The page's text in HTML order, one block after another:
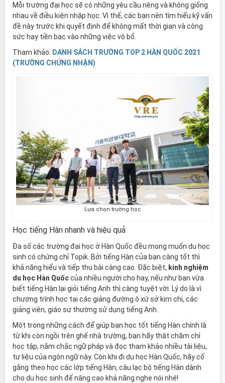
Mỗi trường đại học sẽ có những yêu cầu riêng và không giống
nhau về điều kiện nhập học. Vì thế, các bạn nên tìm hiểu kỹ vấn
đề này trước khi quyết định để không mất thời gian và công
sức hay tiền bạc vào những việc vô bổ.
Tham khảo: DANH SÁCH TRƯỜNG TOP 2 HÀN QUỐC 2021
(TRƯỜNG CHỨNG NHẬN)
Lựa chọn trường học
Học tiếng Hàn nhanh và hiệu quả
Đa số các trường đại học ở Hàn Quốc đều mong muốn du học
sinh có chứng chỉ Topik. Bởi tiếng Hàn của bạn càng tốt thì
khả năng hiểu và tiếp thu bài càng cao. Đặc biệt, kinh nghiệm
du học Hàn Quốccủa nhiều người cho hay, nếu như bạn vừa
biết tiếng Hàn lại giỏi tiếng Anh thì càng tuyệt vời. Lý do là vì
chương trình học tại các giảng đường ô xứ sở kim chi, các
giảng viên, giáo sư thường sử dụng tiếng Anh.
Một trong những cách để giúp bạn học tốt tiếng Hàn chính là
từ khi còn ngồi trên ghế nhà trường, bạn hãy thật chăm chỉ
học tập, nắm chắc ngữ pháp và đọc tham khảo nhiều tài liệu,
tư liệu của ngôn ngữ này. Còn khi đi du học Hàn Quốc, hãy cố
gắng theo học các lớp tiếng Hàn, câu lạc bộ tiếng Hàn dành
cho du học sinh để nâng cao khả năng nghe nói nhé!